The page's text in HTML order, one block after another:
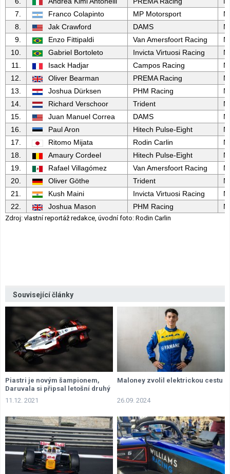
7.
Franco Colapinto MP Motorsport
8.
Jak Crawford DAMS
9.
Enzo Fittipaldi Van Amersfoort Racing
10.
Gabriel Bortoleto Invicta Virtuosi Racing
11.
Isack Hadjar Campos Racing
12.
Oliver Bearman PREMA Racing
13.
Joshua Dürksen PHM Racing
14.
Richard Verschoor Trident
15.
Juan Manuel Correa DAMS
16.
Paul Aron Hitech Pulse-Eight
17.
Ritomo Mijata Rodin Carlin
18.
Amaury Cordeel Hitech Pulse-Eight
19.
Rafael Villagómez Van Amersfoort Racing
20.
Oliver Göthe Trident
21.
Kush Maini Invicta Virtuosi Racing
22.
Joshua Mason PHM Racing
Zdroj: vlastní reportáž redakce, úvodní foto: Rodin Carlin
Související články
Piastri je novým šampionem,
Daruvala si připsal letošní druhý
triumf
11.12. 2021
Maloney zvolil elektrickou cestu
26.09. 2024